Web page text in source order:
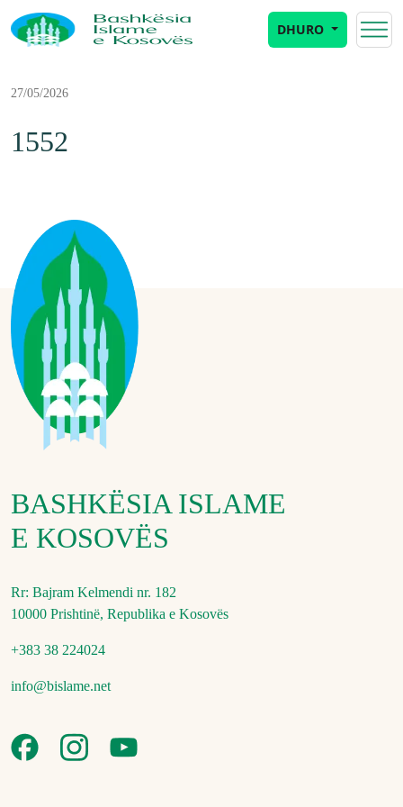
DHURO
27/05/2026
1552
BASHKËSIA ISLAME
E KOSOVËS
Rr: Bajram Kelmendi nr. 182
10000 Prishtinë, Republika e Kosovës
+383 38 224024
info@bislame.net